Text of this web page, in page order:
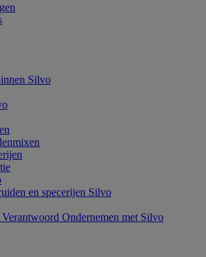
Silvo
en specerijen Silvo
Ondernemen met Silvo